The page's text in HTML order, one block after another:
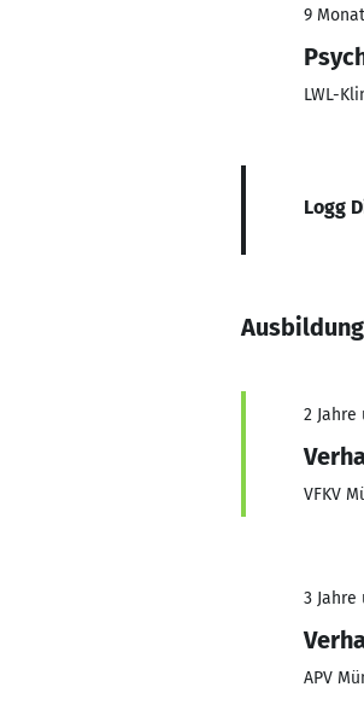
9
LWL-
Logg
2 Jahre
VFKV
3 Jahre
APV